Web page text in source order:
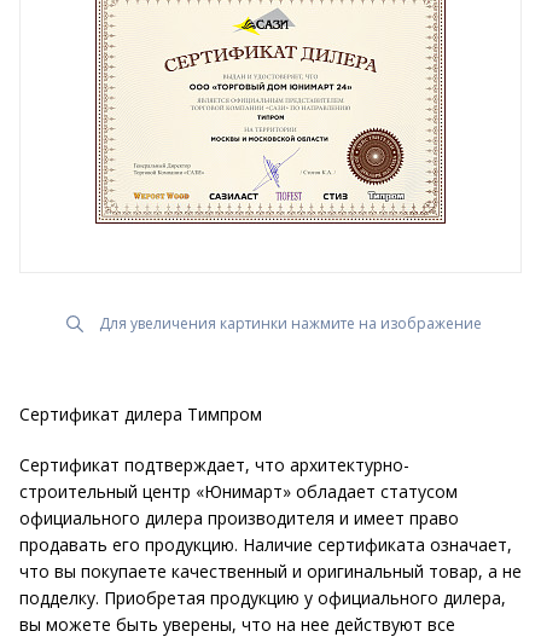
Для увеличения картинки нажмите на изображение
Сертификат дилера Тимпром
Сертификат подтверждает, что архитектурно-
строительный центр «Юнимарт» обладает статусом
официального дилера производителя и имеет право
продавать его продукцию. Наличие сертификата означает,
что вы покупаете качественный и оригинальный товар, а не
подделку. Приобретая продукцию у официального дилера,
вы можете быть уверены, что на нее действуют все